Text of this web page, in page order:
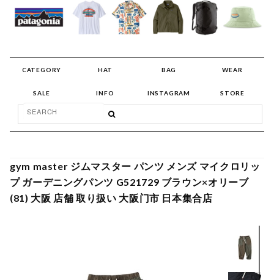
CATEGORY HAT BAG WEAR
SALE INFO INSTAGRAM STORE
gym master ジムマスター パンツ メンズ マイクロリッ
プ ガーデニングパンツ G521729 ブラウン×オリーブ
(81) 大阪 店舗 取り扱い 大阪门市 日本集合店